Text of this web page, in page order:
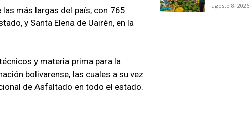
más largas del país, con 765
y Santa Elena de Uairén, en la
y materia prima para la
bolivarense, las cuales a su vez
de Asfaltado en todo el estado.
agosto 8, 2026